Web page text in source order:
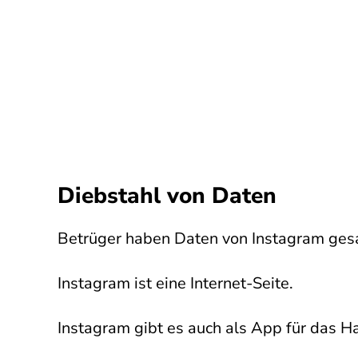
Diebstahl von Daten
Betrüger haben Daten von Instagram
Instagram ist eine Internet-Seite.
Instagram gibt es auch als App für das